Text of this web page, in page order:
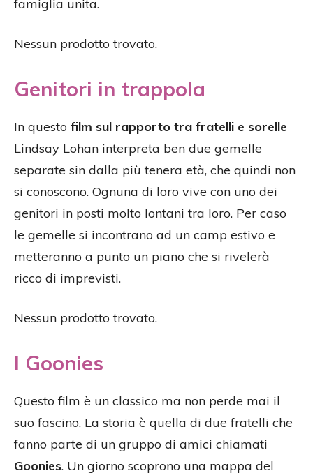
famiglia unita.
Nessun prodotto trovato.
Genitori in trappola
In questo film sul rapporto tra fratelli e sorelle
Lindsay Lohan interpreta ben due gemelle
separate sin dalla più tenera età, che quindi non
si conoscono. Ognuna di loro vive con uno dei
genitori in posti molto lontani tra loro. Per caso
le gemelle si incontrano ad un camp estivo e
metteranno a punto un piano che si rivelerà
ricco di imprevisti.
Nessun prodotto trovato.
I Goonies
Questo film è un classico ma non perde mai il
suo fascino. La storia è quella di due fratelli che
fanno parte di un gruppo di amici chiamati
Goonies. Un giorno scoprono una mappa del